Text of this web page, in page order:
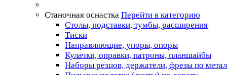
Станочная оснастка Перейти в категорию
Столы, подставки, тумбы, расширения
Тиски
Направляющие, упоры, опоры
Кулачки, оправки, патроны, планшайбы
Наборы резцов, держатели, фрезы по